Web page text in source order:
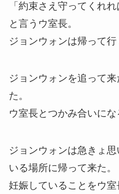
「約束さえ守ってくれ
と言うウ室長。
ジョンウォンは帰って行
ジョンウォンを追って
た。
ウ室長とつかみ合いにな
ジョンウォンは急きょ
いる場所に帰って来た。
妊娠していることをウ